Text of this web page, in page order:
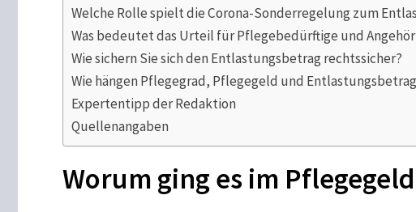
Welche Rolle spielt die Corona-Sonderregelung zum
Was bedeutet das Urteil für Pflegebedürftige und
Wie sichern Sie sich den Entlastungsbetrag rechtssicher?
Wie hängen Pflegegrad, Pflegegeld und
Expertentipp der Redaktion
Quellenangaben
Worum ging es im